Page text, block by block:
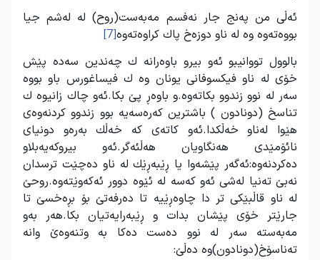
ئه‌ڵی من په‌نج جار نه‌فسم مه‌به‌ست(روح) له له‌شم جیا
بووه‌ته‌وه وه له ناو دوزه‌خ پاك كراوه‌ته‌وه[7]
بالوول تووانیبو ئه‌و بیرو باوه‌رانه‌ ك چه‌ندین سه‌ده‌ پێش
خۆی له‌ ناو فیكسوفانی یونان وه ك فیساغورس باو بووه
سه‌ر له‌ نوو زندوو بكاته‌وه.و باوه‌ڕ پێ بكا.ئه‌و چاك زانیوه ك
تناسخ (دونادون ) باشترین كه‌ره‌سه‌یه‌ بوو زندوو كردنه‌وه‌ی
هێوا له‌ناو خه‌ڵكدا.ئه‌و كاته‌ی كه خه‌ڵك به‌ره‌و دونیای
نائۆمێدی هه‌نگاویان هه‌ڵئه‌گر.ئه‌و بیروكه‌یه‌بلاو
ده‌كردنه‌وه‌:ئه‌گه‌ر پێشه‌وا یا ڕێبه‌‌ڕێك له ناو ده‌چێت ترسدان
نه‌بێ ته‌نیا له‌شی ئه‌و كه‌سه‌ له ئێوه دوور ئه‌كه‌‌وێته‌وه.روحێ
له‌ ناو قاڵبێكی تر دا چاوه‌ڕێیه‌ تا ده‌رفه‌تێ بۆ بڕه‌خسێ تا
جارێتر خۆی پێشان بدات و ڕێبه‌رایه‌تیان بكا.هه‌ر به‌‌‌و
مه‌به‌سته‌ سه‌ر له‌ نوو ده‌ست ده‌كا به‌ وتنه‌وه‌‌ێ وانه‌
ته‌ناسۆخ(دونادون)وه ده‌ڵێ: